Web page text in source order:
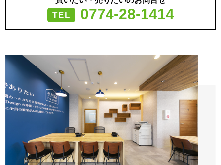
TEL 0774-28-1414